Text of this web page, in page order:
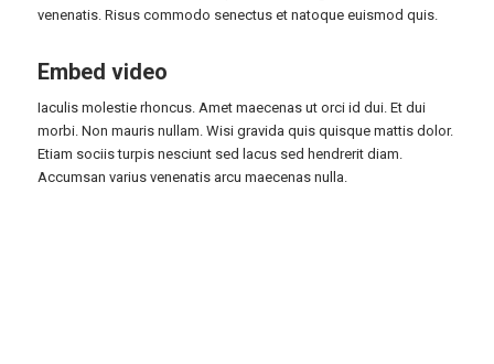
venenatis. Risus commodo senectus et natoque euismod quis.
Embed video
Iaculis molestie rhoncus. Amet maecenas ut orci id dui. Et dui
morbi. Non mauris nullam. Wisi gravida quis quisque mattis dolor.
Etiam sociis turpis nesciunt sed lacus sed hendrerit diam.
Accumsan varius venenatis arcu maecenas nulla.